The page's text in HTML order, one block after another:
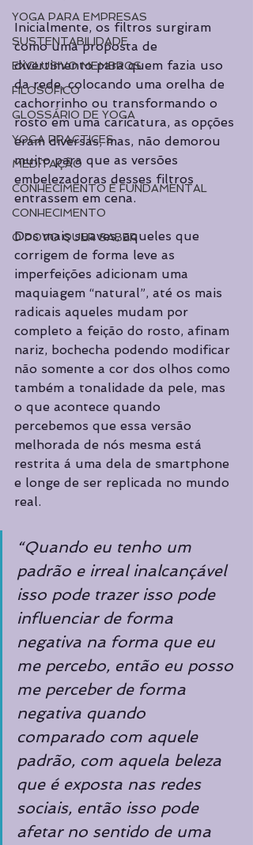
YOGA PARA EMPRESAS
SUSTENTABILIDADE
EXCLUSIVO MEMBROS
FILOSÓFICO
GLOSSÁRIO DE YOGA
YOGA PRACTICES
MEDITAÇÃO
CONHECIMENTO É FUNDAMENTAL
CONHECIMENTO
O POVO QUER SABER
Inicialmente, os filtros surgiram
como uma proposta de
divertimento para quem fazia uso
da rede, colocando uma orelha de
cachorrinho ou transformando o
rosto em uma caricatura, as opções
eram diversas, mas, não demorou
muito para que as versões
embelezadoras desses filtros
entrassem em cena.
Dos mais suaves, aqueles que
corrigem de forma leve as
imperfeições adicionam uma
maquiagem “natural”, até os mais
radicais aqueles mudam por
completo a feição do rosto, afinam
nariz, bochecha podendo modificar
não somente a cor dos olhos como
também a tonalidade da pele, mas
o que acontece quando
percebemos que essa versão
melhorada de nós mesma está
restrita á uma dela de smartphone
e longe de ser replicada no mundo
real.
“Quando eu tenho um
padrão e irreal inalcançável
isso pode trazer isso pode
influenciar de forma
negativa na forma que eu
me percebo, então eu posso
me perceber de forma
negativa quando
comparado com aquele
padrão, com aquela beleza
que é exposta nas redes
sociais, então isso pode
afetar no sentido de uma